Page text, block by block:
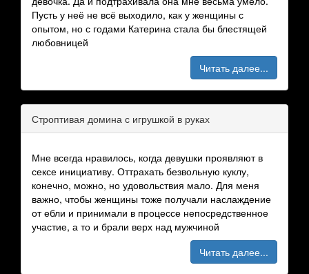
Пусть у неё не всё выходило, как у женщины с
опытом, но с годами Катерина стала бы блестящей
любовницей
Читать далее...
Строптивая домина с игрушкой в руках
Мне всегда нравилось, когда девушки проявляют в
сексе инициативу. Оттрахать безвольную куклу,
конечно, можно, но удовольствия мало. Для меня
важно, чтобы женщины тоже получали наслаждение
от ебли и принимали в процессе непосредственное
участие, а то и брали верх над мужчиной
Читать далее...